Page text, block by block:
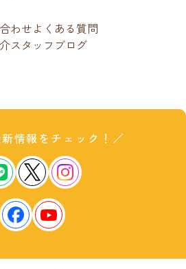
わせよくある質問
スタッフブログ
情報をチェック！／